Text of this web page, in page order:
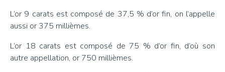
L’or 9 carats est composé de 37,5 % d’or fin, on l’appelle
aussi or 375 millièmes.
L’or 18 carats est composé de 75 % d’or fin, d’où son
autre appellation, or 750 millièmes.